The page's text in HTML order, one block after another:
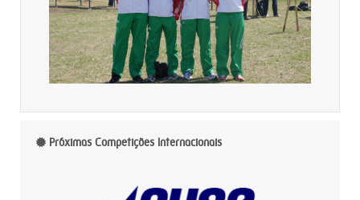
Próximas Competições Internacionais